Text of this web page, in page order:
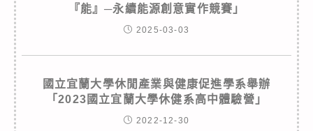
『能』─永續能源創意實作競賽」
2025-03-03
國立宜蘭大學休閒產業與健康促進學系舉辦
「2023國立宜蘭大學休健系高中體驗營」
2022-12-30